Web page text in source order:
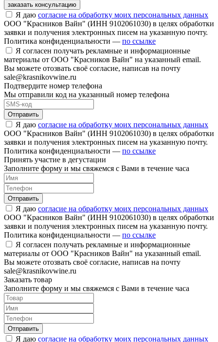
заказать консультацию
Я даю согласие на обработку моих персональных данных
ООО "Красников Вайн" (ИНН 9102061030) в целях обработки
заявки и получения электронных писем на указанную почту.
Политика конфиденциальности — по ссылке
Я согласен получать рекламные и информационные
материалы от ООО "Красников Вайн" на указанный email.
Вы можете отозвать своё согласие, написав на почту
sale@krasnikovwine.ru
Подтвердите номер телефона
Мы отправили код на указанный номер телефона
Отправить
Я даю согласие на обработку моих персональных данных
ООО "Красников Вайн" (ИНН 9102061030) в целях обработки
заявки и получения электронных писем на указанную почту.
Политика конфиденциальности — по ссылке
Принять участие в дегустации
Заполните форму и мы свяжемся с Вами в течение часа
Отправить
Я даю согласие на обработку моих персональных данных
ООО "Красников Вайн" (ИНН 9102061030) в целях обработки
заявки и получения электронных писем на указанную почту.
Политика конфиденциальности — по ссылке
Я согласен получать рекламные и информационные
материалы от ООО "Красников Вайн" на указанный email.
Вы можете отозвать своё согласие, написав на почту
sale@krasnikovwine.ru
Заказать товар
Заполните форму и мы свяжемся с Вами в течение часа
Отправить
Я даю согласие на обработку моих персональных данных